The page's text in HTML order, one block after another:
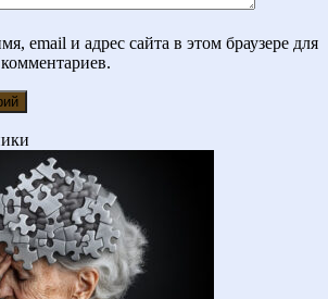
email и адрес сайта в этом браузере для